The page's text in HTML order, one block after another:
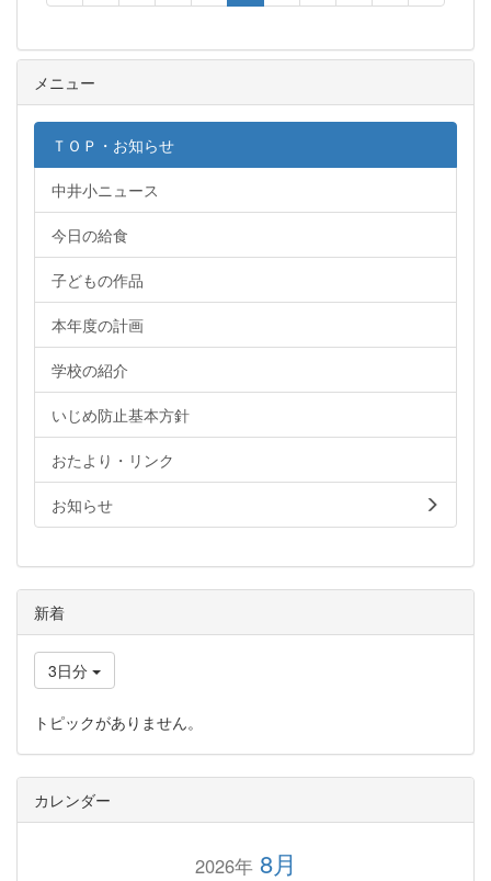
メニュー
ＴＯＰ・お知らせ
中井小ニュース
今日の給食
子どもの作品
本年度の計画
学校の紹介
いじめ防止基本方針
おたより・リンク
お知らせ
新着
3日分
トピックがありません。
カレンダー
2026年8月